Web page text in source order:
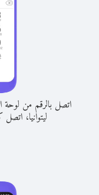
اتصل بالرقم من لوحة
ليتوانيا،